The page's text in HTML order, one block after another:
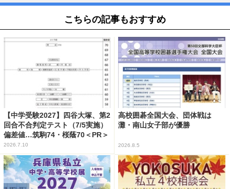
こちらの記事もおすすめ
【中学受験2027】四谷大塚、第2
回合不合判定テスト（7/5実施）
偏差値…筑駒74・桜蔭70＜PR＞
2026.7.10
高校囲碁全国大会、団体戦は
灘・南山女子部が優勝
2026.8.5